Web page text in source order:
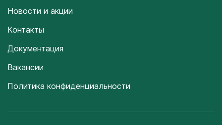
Новости и акции
Контакты
Документация
Вакансии
Политика конфиденциальности